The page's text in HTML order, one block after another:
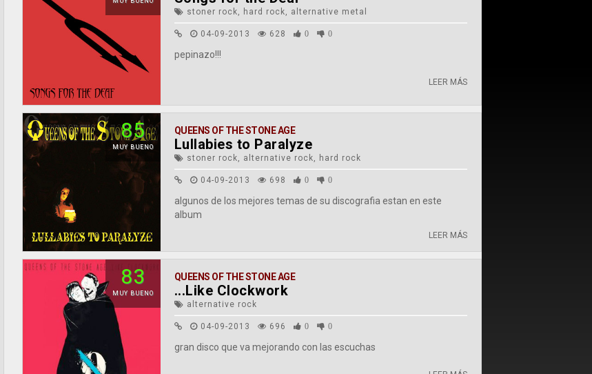
stoner rock, hard rock, alternative metal
04-09-2013 628 0 0
pepinazo!!!
LEER MÁS
85
MUY BUENO
QUEENS OF THE STONE AGE
Lullabies to Paralyze
stoner rock, alternative rock, hard rock
04-09-2013 698 0 0
algunos de los mejores temas de su discografia estan en este
album
LEER MÁS
83
MUY BUENO
QUEENS OF THE STONE AGE
...Like Clockwork
alternative rock
04-09-2013 696 0 0
gran disco que va mejorando con las escuchas